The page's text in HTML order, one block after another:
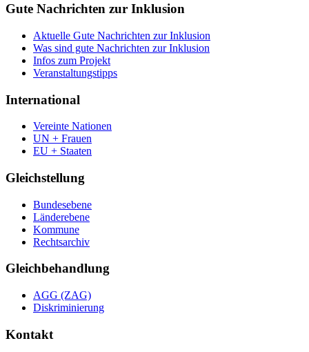
Gute Nachrichten zur Inklusion
Aktuelle Gute Nachrichten zur Inklusion
Was sind gute Nachrichten zur Inklusion
Infos zum Projekt
Veranstaltungstipps
International
Vereinte Nationen
UN + Frauen
EU + Staaten
Gleichstellung
Bundesebene
Länderebene
Kommune
Rechtsarchiv
Gleichbehandlung
AGG (ZAG)
Diskriminierung
Kontakt